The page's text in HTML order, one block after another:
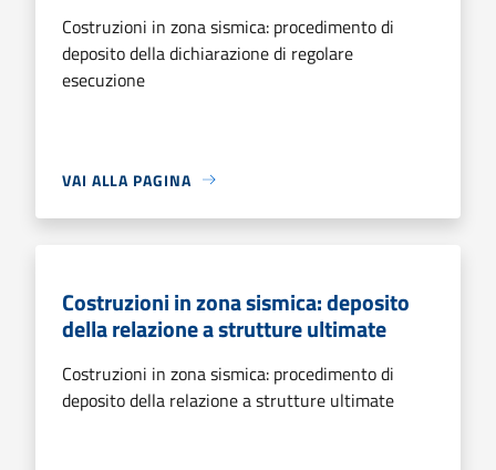
Costruzioni in zona sismica: procedimento di
deposito della dichiarazione di regolare
esecuzione
VAI ALLA PAGINA
Costruzioni in zona sismica: deposito
della relazione a strutture ultimate
Costruzioni in zona sismica: procedimento di
deposito della relazione a strutture ultimate